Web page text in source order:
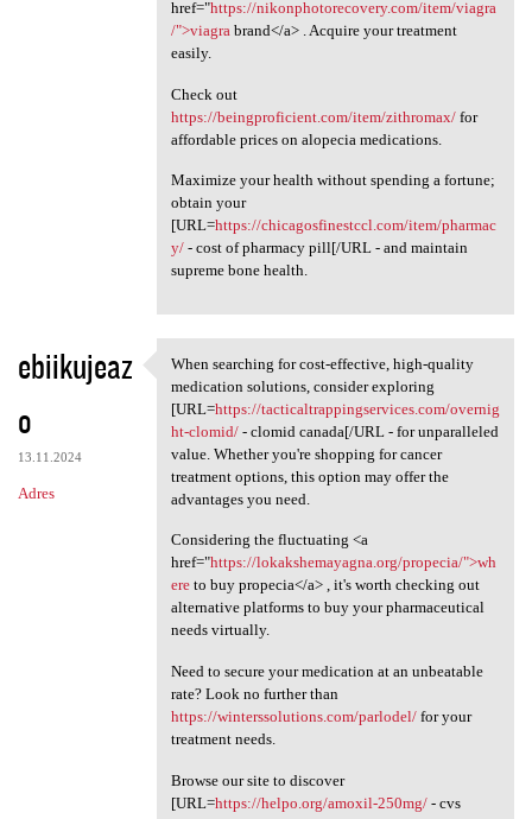
href="https://nikonphotorecovery.com/item/viagra
/">viagrabrand</a> . Acquire your treatment
easily.
Check out
https://beingproficient.com/item/zithromax/for
affordable prices on alopecia medications.
Maximize your health without spending a fortune;
obtain your
[URL=https://chicagosfinestccl.com/item/pharmac
y/- cost of pharmacy pill[/URL - and maintain
supreme bone health.
ebiikujeaz
o
13.11.2024
Adres
When searching for cost
When searching for cost-effective, high-quality
medication solutions, consider exploring
[URL=https://tacticaltrappingservices.com/overnig
ht-clomid/- clomid canada[/URL - for unparalleled
value. Whether you're shopping for cancer
treatment options, this option may offer the
advantages you need.
Considering the fluctuating <a
href="https://lokakshemayagna.org/propecia/">wh
ereto buy propecia</a> , it's worth checking out
alternative platforms to buy your pharmaceutical
needs virtually.
Need to secure your medication at an unbeatable
rate? Look no further than
https://winterssolutions.com/parlodel/for your
treatment needs.
Browse our site to discover
[URL=https://helpo.org/amoxil-250mg/- cvs